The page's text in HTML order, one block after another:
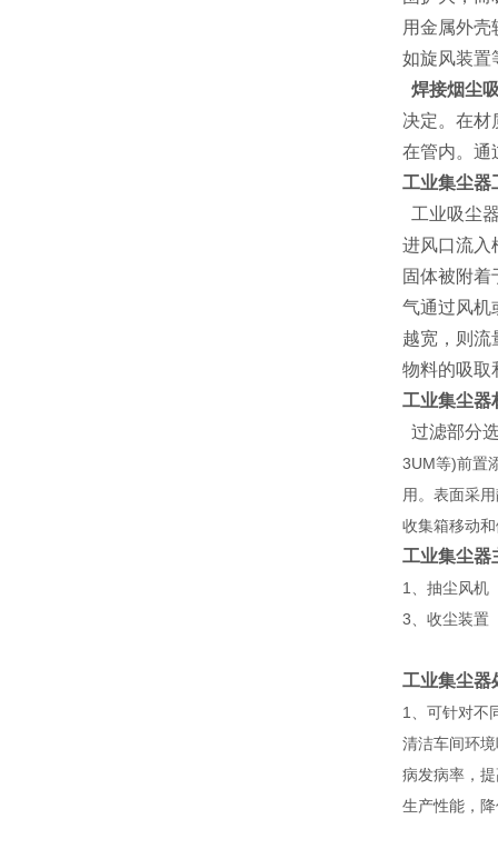
用金属外
如旋风装置
焊接烟尘
决定。在材
在管内。通
工业集尘器
工业吸尘
进风口流入
固体被附
气通过风机
越宽，则流
物料的吸取
工业集尘器
过滤部分
3UM等)前置
用。表面采
收集箱移动
工业集尘器
1、抽尘风机
3、收尘装置
工业集尘器
1、可针对不
清洁车间环
病发病率，
生产性能，